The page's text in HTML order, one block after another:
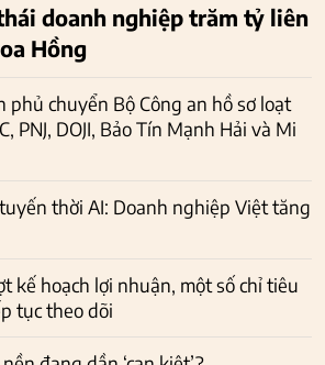
doanh nghiệp trăm tỷ liên
Hồng
phủ chuyển Bộ Công an hồ sơ loạt
PNJ, DOJI, Bảo Tín Mạnh Hải và Mi
thời AI: Doanh nghiệp Việt tăng
kế hoạch lợi nhuận, một số chỉ tiêu
tục theo dõi